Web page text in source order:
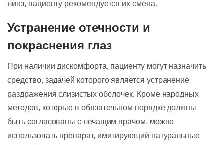
линз, пациенту рекомендуется их смена.
Устранение отечности и
покраснения глаз
При наличии дискомфорта, пациенту могут назначить
средство, задачей которого является устранение
раздражения слизистых оболочек. Кроме народных
методов, которые в обязательном порядке должны
быть согласованы с лечащим врачом, можно
использовать препарат, имитирующий натуральные